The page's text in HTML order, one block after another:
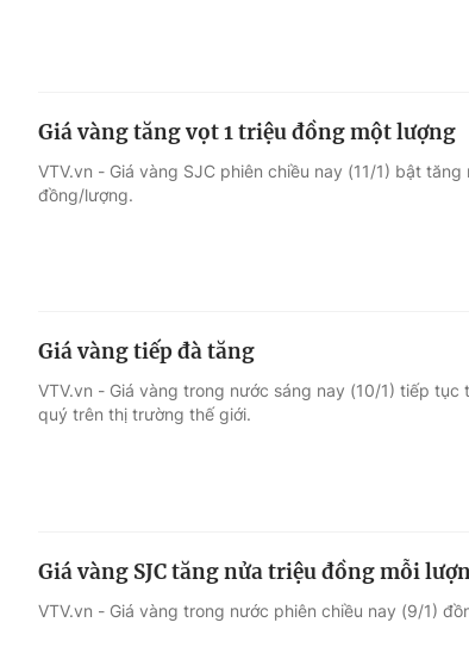
Giá vàng tăng vọt 1 triệu đồng một lượng
VTV.vn - Giá vàng SJC phiên chiều nay (11/1) bật
đồng/lượng.
Giá vàng tiếp đà tăng
VTV.vn - Giá vàng trong nước sáng nay (10/1) tiếp
quý trên thị trường thế giới.
Giá vàng SJC tăng nửa triệu đồng mỗi
VTV.vn - Giá vàng trong nước phiên chiều nay (9/1)